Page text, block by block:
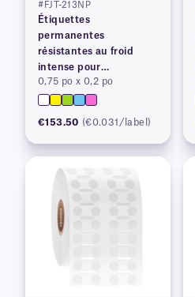
#FJT-213NP
Étiquettes
permanentes
résistantes au froid
intense pour
imprimantes à transfert
thermique
0,75 po x 0,2 po
€153.50 (€0.031/label)